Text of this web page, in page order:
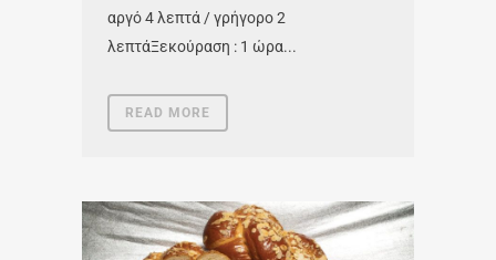
αργό 4 λεπτά / γρήγορο 2
λεπτάΞεκούραση : 1 ώρα...
READ MORE